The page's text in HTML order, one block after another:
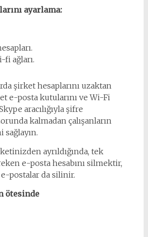
ayarlama:
fi ağları.
şirket hesaplarını uzaktan
e-posta kutularını ve Wi-Fi
aracılığıyla şifre
kalmadan çalışanların
ayrıldığında, tek
e-posta hesabını silmektir,
postalar da silinir.
ötesinde